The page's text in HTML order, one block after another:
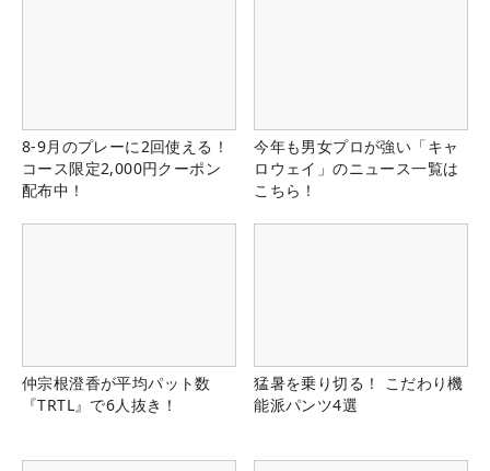
8-9月のプレーに2回使える！
コース限定2,000円クーポン
配布中！
今年も男女プロが強い「キャ
ロウェイ」のニュース一覧は
こちら！
仲宗根澄香が平均パット数
『TRTL』で6人抜き！
猛暑を乗り切る！ こだわり機
能派パンツ4選